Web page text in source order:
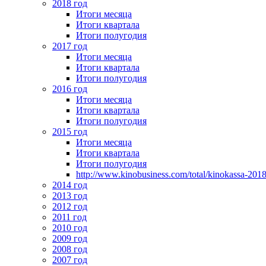
2018 год
Итоги месяца
Итоги квартала
Итоги полугодия
2017 год
Итоги месяца
Итоги квартала
Итоги полугодия
2016 год
Итоги месяца
Итоги квартала
Итоги полугодия
2015 год
Итоги месяца
Итоги квартала
Итоги полугодия
http://www.kinobusiness.com/total/kinokassa-
2014 год
2013 год
2012 год
2011 год
2010 год
2009 год
2008 год
2007 год